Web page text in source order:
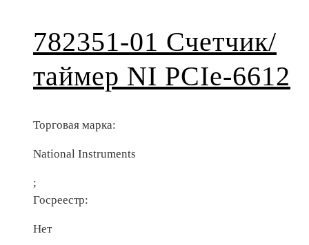
782351-01 Счетчик/
таймер NI PCIe-6612
Торговая марка:
National Instruments
;
Госреестр:
Нет